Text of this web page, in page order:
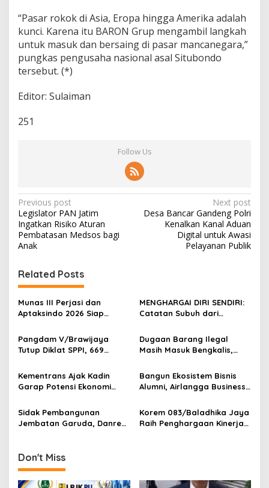
“Pasar rokok di Asia, Eropa hingga Amerika adalah
kunci. Karena itu BARON Grup mengambil langkah
untuk masuk dan bersaing di pasar mancanegara,”
pungkas pengusaha nasional asal Situbondo
tersebut. (*)
Editor: Sulaiman
251
Follow Us
P
o
s
t
n
a
v
i
g
a
t
i
o
n
Previous post
Legislator PAN Jatim
Ingatkan Risiko Aturan
Pembatasan Medsos bagi
Anak
Next post
Desa Bancar Gandeng Polri
Kenalkan Kanal Aduan
Digital untuk Awasi
Pelayanan Publik
Related Posts
Munas III Perjasi dan
Aptaksindo 2026 Siap
Provinsi Akan Hadir
MENGHARGAI DIRI SENDIRI:
Catatan Subuh dari
Jawa
Pangdam V/Brawijaya
Tutup Diklat SPPI, 669
Penggerak Ekonomi Desa
Dugaan Barang Ilegal
Masih Masuk Bengkalis,
Pengawasan Menguat
Kementrans Ajak Kadin
Garap Potensi Ekonomi
Bangun Ekosistem Bisnis
Alumni, Airlangga Business
Sarasehan Nasional di
Surabaya
Sidak Pembangunan
Jembatan Garuda, Danrem
Target
Korem 083/Baladhika Jaya
Raih Penghargaan Kinerja
Don't Miss